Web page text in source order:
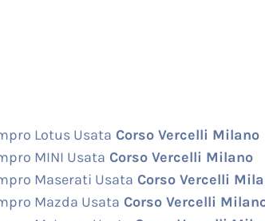
Lotus Usata Corso Vercelli Milano
MINI Usata Corso Vercelli Milano
Maserati Usata Corso Vercelli
Mazda Usata Corso Vercelli